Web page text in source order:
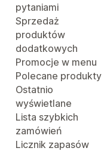
pytaniami
Sprzedaż
produktów
dodatkowych
Promocje w menu
Polecane produkty
Ostatnio
wyświetlane
Lista szybkich
zamówień
Licznik zapasów